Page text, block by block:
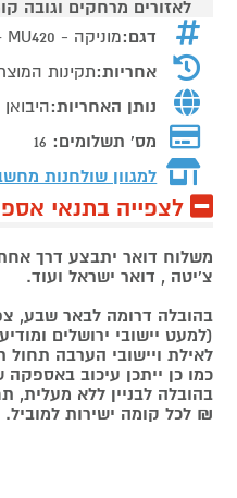
לאזורים מרחקים וגובה
דגם:מוניקה - MU420 – עמדת עבודה
אחריות:תקינות
נותן האחריות:
מס' תשלומים: 16
למגוון שולחנות
לצפייה בתנאי
משלוח דואר יתבצע דרך
צ'יטה , דואר ישראל ועוד.
(למעט יישובי ירושלים
לאילת ויישובי הערבה תחול
כמו כן ייתכן עיכוב באספקה של עד
₪ לכל קומה ישירות למוביל.